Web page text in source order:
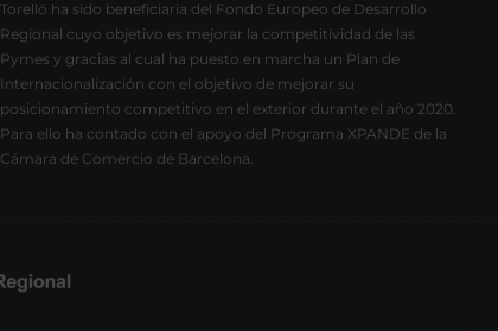
Torelló ha sido beneficiaria del Fondo Europeo de Desarrollo
Regional cuyo objetivo es mejorar la competitividad de las
Pymes y gracias al cual ha puesto en marcha un Plan de
Internacionalización con el objetivo de mejorar su
posicionamiento competitivo en el exterior durante el año 2020.
Para ello ha contado con el apoyo del Programa XPANDE de la
Cámara de Comercio de Barcelona.